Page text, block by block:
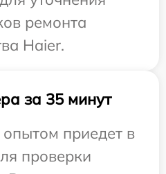
ремонта
Haier.
за 35 минут
приедет в
проверки